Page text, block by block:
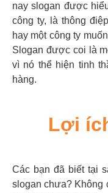
nay slogan được
công ty, là thông
hay một công ty
Slogan được coi là
vì nó thể hiện tinh
hàng.
Lợi
Các bạn đã biết tại
slogan chưa? Không